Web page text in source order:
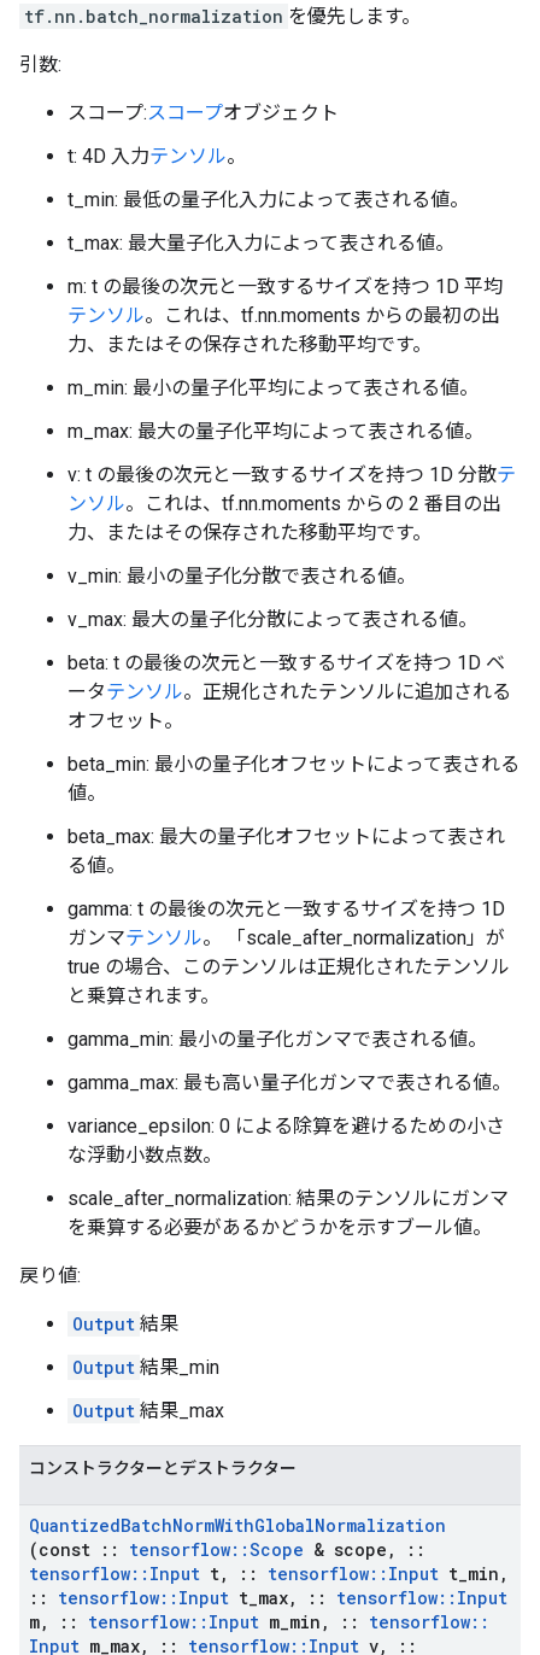
tf.nn.batch_normalization を優先します。
引数:
スコープ:スコープオブジェクト
t: 4D 入力テンソル。
t_min: 最低の量子化入力によって表される値。
t_max: 最大量子化入力によって表される値。
m: t の最後の次元と一致するサイズを持つ 1D 平均
テンソル。これは、tf.nn.moments からの最初の出
力、またはその保存された移動平均です。
m_min: 最小の量子化平均によって表される値。
m_max: 最大の量子化平均によって表される値。
v: t の最後の次元と一致するサイズを持つ 1D 分散テ
ンソル。これは、tf.nn.moments からの 2 番目の出
力、またはその保存された移動平均です。
v_min: 最小の量子化分散で表される値。
v_max: 最大の量子化分散によって表される値。
beta: t の最後の次元と一致するサイズを持つ 1D ベ
ータテンソル。正規化されたテンソルに追加される
オフセット。
beta_min: 最小の量子化オフセットによって表される
値。
beta_max: 最大の量子化オフセットによって表され
る値。
gamma: t の最後の次元と一致するサイズを持つ 1D
ガンマテンソル。 「scale_after_normalization」が
true の場合、このテンソルは正規化されたテンソル
と乗算されます。
gamma_min: 最小の量子化ガンマで表される値。
gamma_max: 最も高い量子化ガンマで表される値。
variance_epsilon: 0 による除算を避けるための小さ
な浮動小数点数。
scale_after_normalization: 結果のテンソルにガンマ
を乗算する必要があるかどうかを示すブール値。
戻り値:
Output 結果
Output 結果_min
Output 結果_max
コンストラクターとデストラクター
QuantizedBatchNormWithGlobalNormalization
(const :: tensorflow::Scope & scope ,
::
tensorflow:: Input t, :: tensorflow:: Input t min ,
::
tensorflow:: Input t max, :: tensorflow:: Input
m, :: tensorflow:: Input m min , :: tensorflow::
Input m max, :: tensorflow:: Input v, ::